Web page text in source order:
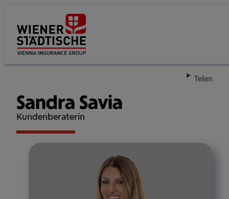
Teilen
Sandra Savia
Kundenberaterin